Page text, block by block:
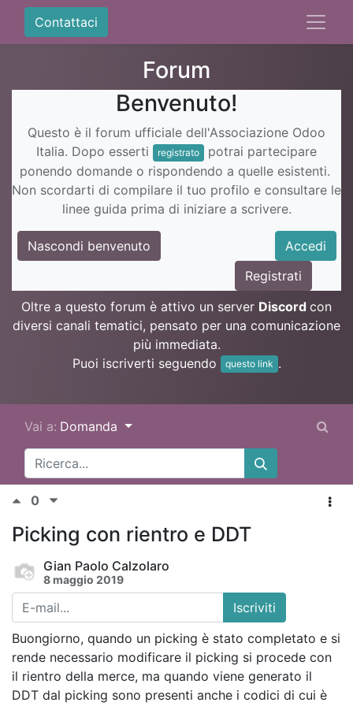
Contattaci
Forum
Benvenuto!
Questo è il forum ufficiale dell'Associazione Odoo
Italia. Dopo esserti
registrato
potrai partecipare
ponendo domande o rispondendo a quelle esistenti.
Non scordarti di compilare il tuo profilo e consultare le
linee guida prima di iniziare a scrivere.
Nascondi benvenuto
Accedi
Registrati
Oltre a questo forum è attivo un server Discord con
diversi canali tematici, pensato per una comunicazione
più immediata.
Puoi iscriverti seguendo
questo link .
Vai a: Domanda
0
Picking con rientro e DDT
Gian Paolo Calzolaro
8 maggio 2019
Iscriviti
Buongiorno, quando un picking è stato completato e si
rende necessario modificare il picking si procede con
il rientro della merce, ma quando viene generato il
DDT dal picking sono presenti anche i codici di cui è